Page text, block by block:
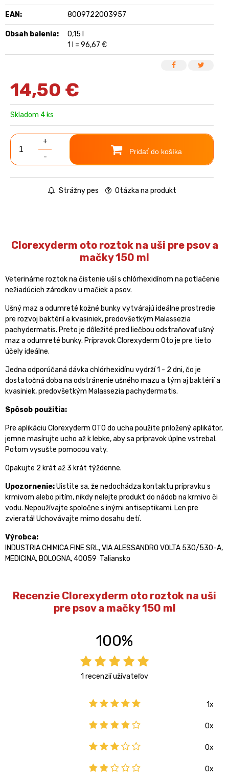
EAN: 8009722003957
Obsah balenia:
0,15 l
1 l = 96,67 €
14,50 €
Skladom 4 ks
+
-
Pridať do košíka
Strážny pes Otázka na produkt
Clorexyderm oto roztok na uši pre psov a
mačky 150 ml
Veterinárne roztok na čistenie uší s chlórhexidínom na potlačenie
nežiadúcich zárodkov u mačiek a psov.
Ušný maz a odumreté kožné bunky vytvárajú ideálne prostredie
pre rozvoj baktérií a kvasiniek, predovšetkým Malassezia
pachydermatis. Preto je dôležité pred liečbou odstraňovať ušný
maz a odumreté bunky. Prípravok Clorexyderm Oto je pre tieto
účely ideálne.
Jedna odporúčaná dávka chlórhexidínu vydrží 1 - 2 dni, čo je
dostatočná doba na odstránenie ušného mazu a tým aj baktérií a
kvasiniek, predovšetkým Malassezia pachydermatis.
Spôsob použitia:
Pre aplikáciu Clorexyderm OTO do ucha použite priložený aplikátor,
jemne masírujte ucho až k lebke, aby sa prípravok úplne vstrebal.
Potom vysušte pomocou vaty.
Opakujte 2 krát až 3 krát týždenne.
Upozornenie:Uistite sa, že nedochádza kontaktu prípravku s
krmivom alebo pitím, nikdy nelejte produkt do nádob na krmivo či
vodu. Nepoužívajte spoločne s inými antiseptikami. Len pre
zvieratá! Uchovávajte mimo dosahu detí.
Výrobca:
INDUSTRIA CHIMICA FINE SRL, VIA ALESSANDRO VOLTA 530/530-A,
MEDICINA, BOLOGNA, 40059 Taliansko
Recenzie Clorexyderm oto roztok na uši
pre psov a mačky 150 ml
100%
1 recenzií užívateľov
1x
0x
0x
0x